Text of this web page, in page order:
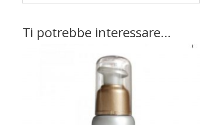
Ti potrebbe interessare…